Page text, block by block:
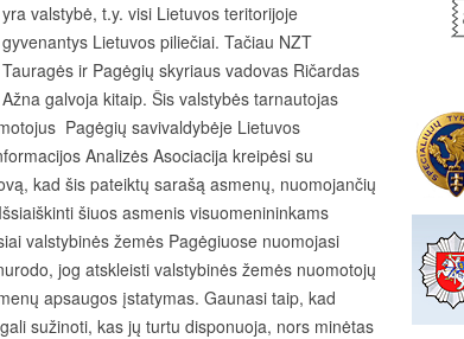
yra valstybė, t.y. visi Lietuvos teritorijoje
gyvenantys Lietuvos piliečiai. Tačiau NZT
Tauragės ir Pagėgių skyriaus vadovas Ričardas
Ažna galvoja kitaip. Šis valstybės tarnautojas
Pagėgių savivaldybėje Lietuvos
Analizės Asociacija kreipėsi su
kad šis pateiktų sarašą asmenų, nuomojančių
šiuos asmenis visuomenininkams
valstybinės žemės Pagėgiuose nuomojasi
jog atskleisti valstybinės žemės nuomotojų
apsaugos įstatymas. Gaunasi taip, kad
sužinoti, kas jų turtu disponuoja, nors minėtas